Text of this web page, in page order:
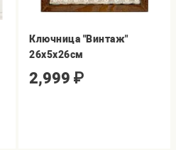
Ключница "Винтаж"
26х5х26см
2,999 ₽